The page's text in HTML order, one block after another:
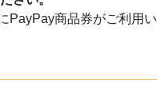
PayPay商品券がご利用い